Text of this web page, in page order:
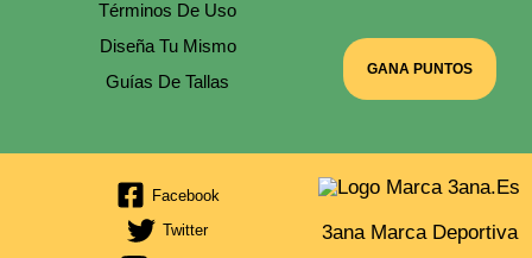
Términos De Uso
Diseña Tu Mismo
Guías De Tallas
GANA PUNTOS
Facebook
Twitter
3ana Marca Deportiva